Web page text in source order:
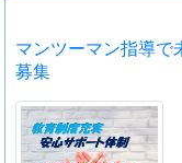
マンツーマン指導で
募集